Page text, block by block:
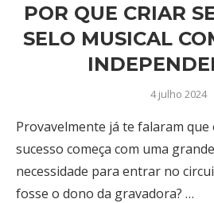
POR QUE CRIAR
SELO MUSICAL
4 julho 2024
Provavelmente já te falaram
sucesso começa com uma
necessidade para entrar no
fosse o dono da gravadora? …